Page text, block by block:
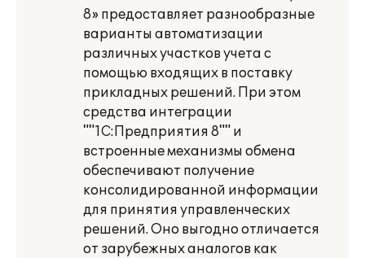
8» предоставляет разнообразные
варианты автоматизации
различных участков учета с
помощью входящих в поставку
прикладных решений. При этом
средства интеграции
""1С:Предприятия 8"" и
встроенные механизмы обмена
обеспечивают получение
консолидированной информации
для принятия управленческих
решений. Оно выгодно отличается
от зарубежных аналогов как